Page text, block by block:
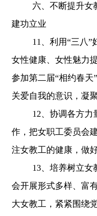
六、不断提升女
建功立业
11、利用“三八
女性健康、女性魅力
参加第二届“相约春
关爱自我的意识，凝
12、 协调各方力
作，把女职工委员会
注女教工的健康，做
13、培养树立女
会开展形式多样、富
大女教工，紧紧围绕